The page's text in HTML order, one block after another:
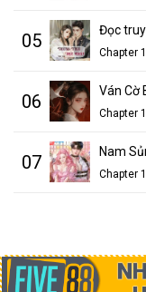
05
Chapter
06 Ván Cờ
Chapter
07 Nam
Chapter